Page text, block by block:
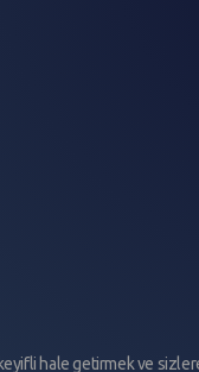
hale getirmek ve